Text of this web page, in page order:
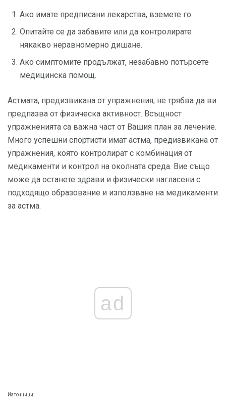
Ако имате предписани лекарства, вземете го.
Опитайте се да забавите или да контролирате
някакво неравномерно дишане.
Ако симптомите продължат, незабавно потърсете
медицинска помощ.
Астмата, предизвикана от упражнения, не трябва да ви
предпазва от физическа активност. Всъщност
упражненията са важна част от Вашия план за лечение.
Много успешни спортисти имат астма, предизвикана от
упражнения, която контролират с комбинация от
медикаменти и контрол на околната среда. Вие също
може да останете здрави и физически нагласени с
подходящо образование и използване на медикаменти
за астма.
ad
Източници: